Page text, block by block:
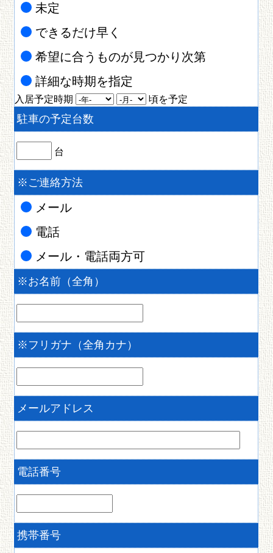
未定
できるだけ早く
希望に合うものが見つかり次第
詳細な時期を指定
入居予定時期 頃を予定
駐車の予定台数
台
※ ご連絡方法
メール
電話
メール・電話両方可
※お名前（全角）
※ フリガナ（全角カナ）
メールアドレス
電話番号
携帯番号